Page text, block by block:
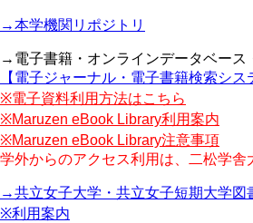
→本学機関リポジトリ
→電子書籍・オンラインデータベー
【電子ジャーナル・電子書籍検索シス
※電子資料利用方法はこちら
※Maruzen eBook Library利用案内
※Maruzen eBook Library注意事項
学外からのアクセス利用は、二松学舎
→共立女子大学・共立女子短期大学図
※利用案内